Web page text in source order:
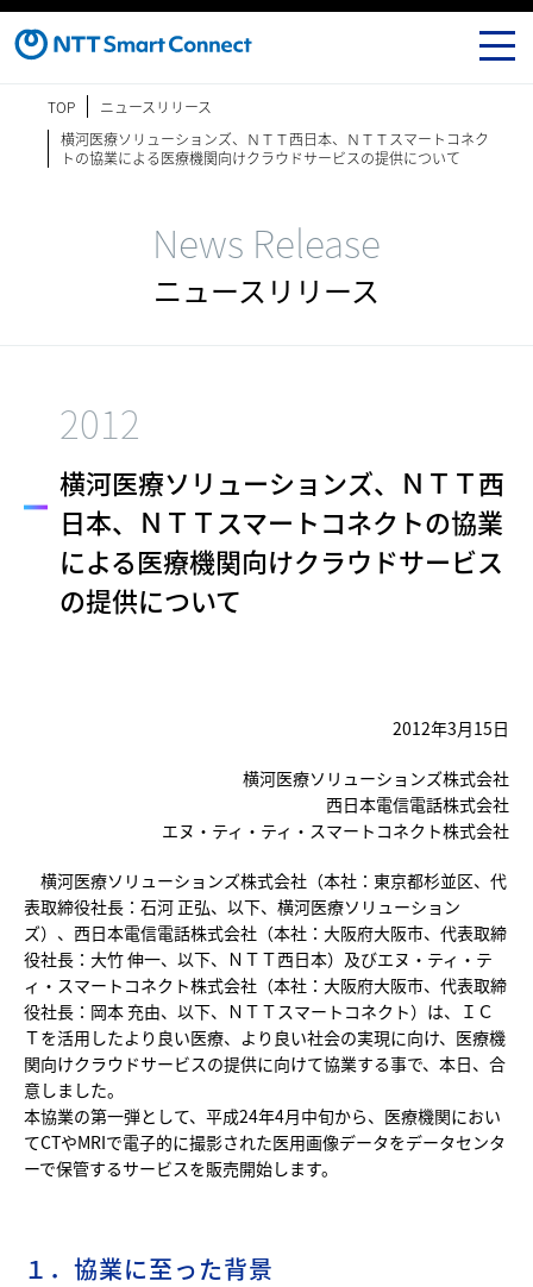
TOP
ニュースリリース
横河医療ソリューションズ、ＮＴＴ西日本、ＮＴＴスマートコネク
トの協業による医療機関向けクラウドサービスの提供について
News Release
ニュースリリース
2012
横河医療ソリューションズ、ＮＴＴ西
日本、ＮＴＴスマートコネクトの協業
による医療機関向けクラウドサービス
の提供について
2012年3月15日
横河医療ソリューションズ株式会社
西日本電信電話株式会社
エヌ・ティ・ティ・スマートコネクト株式会社
横河医療ソリューションズ株式会社（本社：東京都杉並区、代
表取締役社長：石河 正弘、以下、横河医療ソリューション
ズ）、西日本電信電話株式会社（本社：大阪府大阪市、代表取締
役社長：大竹 伸一、以下、ＮＴＴ西日本）及びエヌ・ティ・テ
ィ・スマートコネクト株式会社（本社：大阪府大阪市、代表取締
役社長：岡本 充由、以下、ＮＴＴスマートコネクト）は、ＩＣ
Ｔを活用したより良い医療、より良い社会の実現に向け、医療機
関向けクラウドサービスの提供に向けて協業する事で、本日、合
意しました。
本協業の第一弾として、平成24年4月中旬から、医療機関におい
てCTやMRIで電子的に撮影された医用画像データをデータセンタ
ーで保管するサービスを販売開始します。
１．協業に至った背景